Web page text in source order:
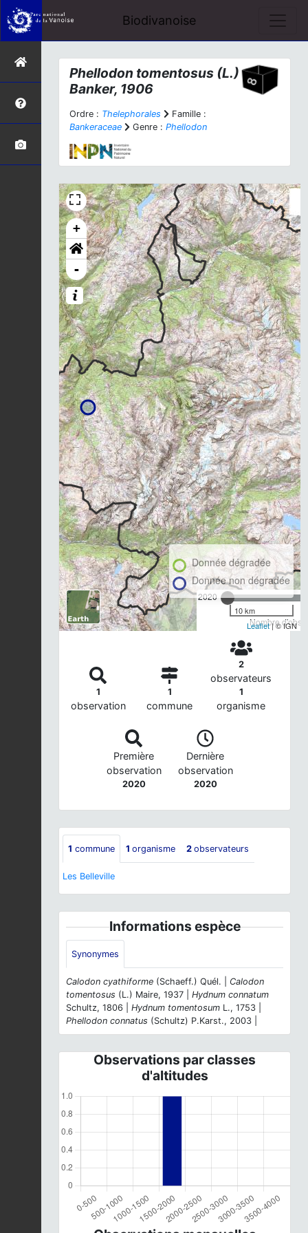
Biodivanoise
Phellodon tomentosus (L.)
Banker, 1906
Ordre : Thelephorales
Famille :
Bankeraceae
Genre : Phellodon
+
-
2020
Nombre
Donnée dégradée
Donnée non dégradée
10 km
Leaflet| © IGN
1
observation
1
commune
2
observateurs
1
organisme
Première
observation
2020
Dernière
observation
2020
1 commune 1 organisme 2 observateurs
Les Belleville
Informations espèce
Synonymes
Calodon cyathiforme (Schaeff.) Quél. | Calodon
tomentosus (L.) Maire, 1937 | Hydnum connatum
Schultz, 1806 | Hydnum tomentosum L., 1753 |
Phellodon connatus (Schultz) P.Karst., 2003 |
Observations par classes
d'altitudes